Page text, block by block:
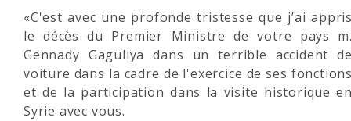
«C'est avec une profonde tristesse que j’ai
le décès du Premier Ministre de votre pays
Gennady Gaguliya dans un terrible accident
voiture dans la cadre de l'exercice de ses
et de la participation dans la visite historique
Syrie avec vous.